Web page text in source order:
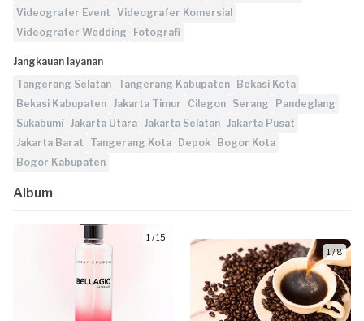
Videografer Event Videografer Komersial
Videografer Wedding
Fotografi
Jangkauan layanan
Tangerang Selatan Tangerang Kabupaten
Bekasi Kota
Bekasi Kabupaten Jakarta Timur Cilegon Serang
Pandeglang
Sukabumi Jakarta Utara Jakarta Selatan Jakarta Pusat
Jakarta Barat
Tangerang Kota Depok
Bogor Kota
Bogor Kabupaten
Album
1 / 15
1 / 8